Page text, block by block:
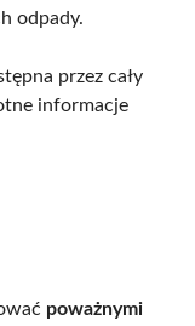
odpady.
przez cały
informacje
poważnymi